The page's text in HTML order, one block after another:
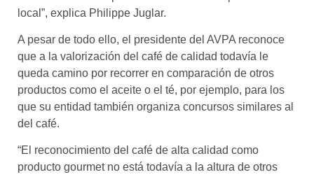
local”, explica Philippe Juglar.
A pesar de todo ello, el presidente del AVPA reconoce
que a la valorización del café de calidad todavía le
queda camino por recorrer en comparación de otros
productos como el aceite o el té, por ejemplo, para los
que su entidad también organiza concursos similares al
del café.
“El reconocimiento del café de alta calidad como
producto gourmet no está todavía a la altura de otros